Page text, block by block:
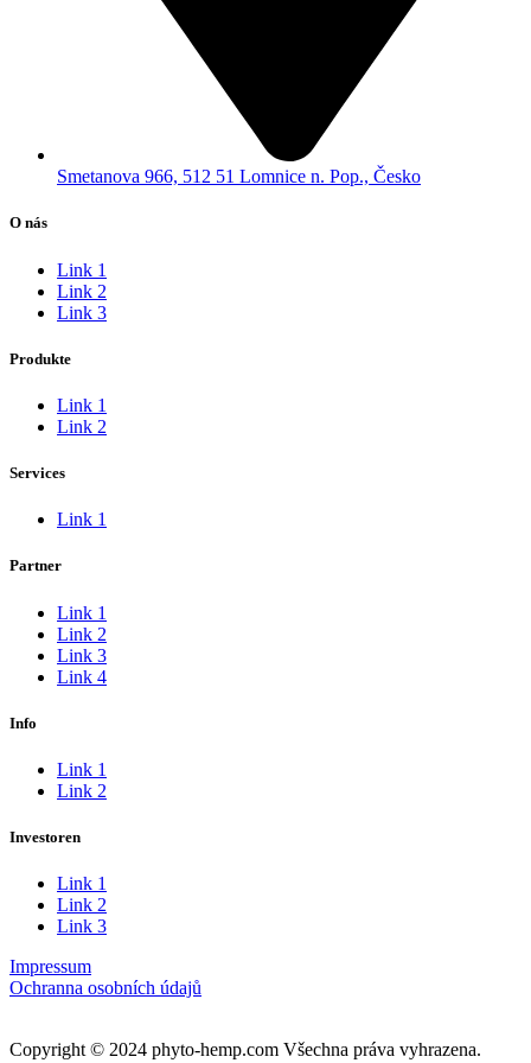
Smetanova 966, 512 51 Lomnice n. Pop., Česko
O nás
Link 1
Link 2
Link 3
Produkte
Link 1
Link 2
Services
Link 1
Partner
Link 1
Link 2
Link 3
Link 4
Info
Link 1
Link 2
Investoren
Link 1
Link 2
Link 3
Impressum
Ochranna osobních údajů
Copyright © 2024 phyto-hemp.com Všechna práva vyhrazena.